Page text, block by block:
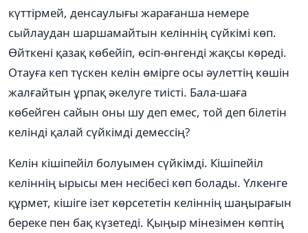
күттірмей, денсаулығы жарағанша немере
сыйлаудан шаршамайтын келіннің сүйкімі көп.
Өйткені қазақ көбейіп, өсіп-өнгенді жақсы көреді.
Отауға кеп түскен келін өмірге осы әулеттің көшін
жалғайтын ұрпақ әкелуге тиісті. Бала-шаға
көбейген сайын оны шу деп емес, той деп білетін
келінді қалай сүйкімді демессің?
Келін кішіпейіл болуымен сүйкімді. Кішіпейіл
келіннің ырысы мен несібесі көп болады. Үлкенге
құрмет, кішіге ізет көрсететін келіннің шаңырағын
береке пен бақ күзетеді. Қыңыр мінезімен көптің